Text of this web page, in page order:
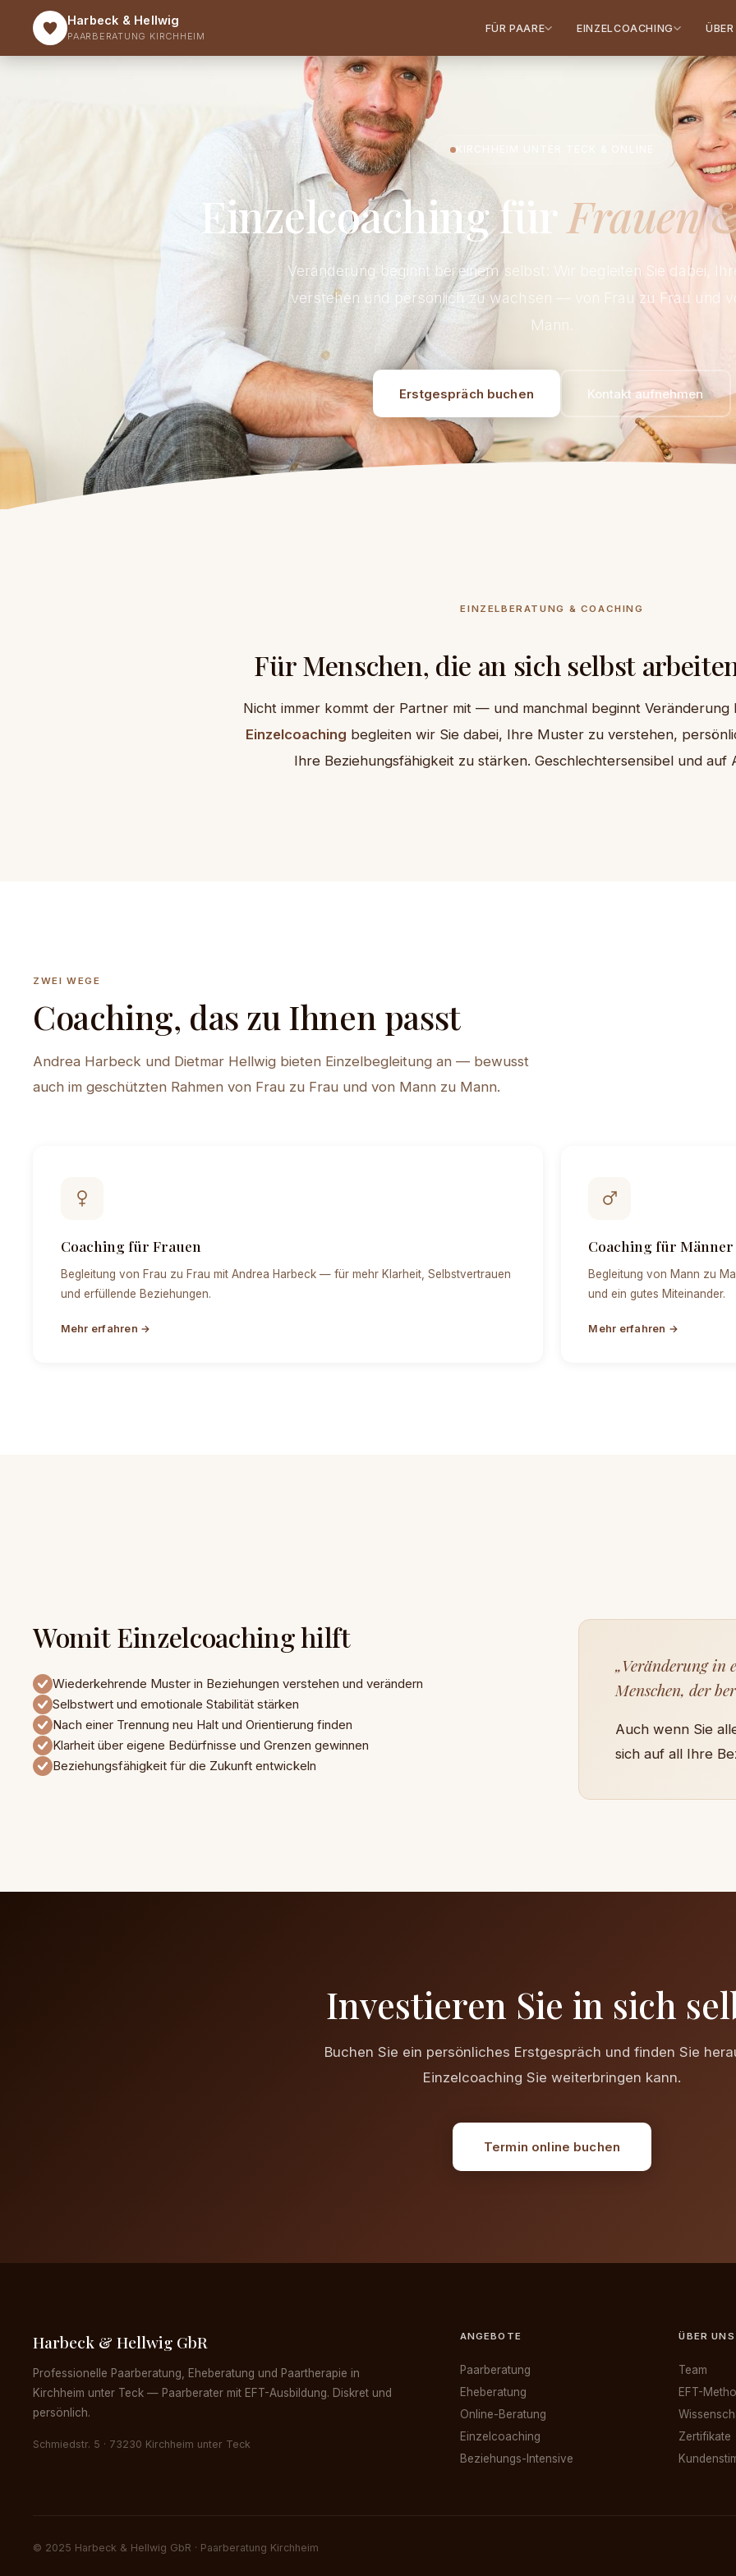
Harbeck & Hellwig
PAARBERATUNG KIRCHHEIM
FÜR PAARE EINZELCOACHING
KIRCHHEIM UNTER TECK & ONLINE
Einzelcoaching für Frauen
Veränderung beginnt bei einem selbst: Wir begleiten Sie dabei,
verstehen und persönlich zu wachsen — von Frau zu Frau und
Mann.
Erstgespräch buchen Kontakt aufnehmen
EINZELBERATUNG & COACHING
Für Menschen, die an sich selbst
Nicht immer kommt der Partner mit — und manchmal beginnt Veränderung
Einzelcoaching begleiten wir Sie dabei, Ihre Muster zu verstehen,
Ihre Beziehungsfähigkeit zu stärken. Geschlechtersensibel und auf
ZWEI WEGE
Coaching, das zu Ihnen passt
Andrea Harbeck und Dietmar Hellwig bieten Einzelbegleitung an — bewusst
auch im geschützten Rahmen von Frau zu Frau und von Mann zu Mann.
Coaching für Frauen
Begleitung von Frau zu Frau mit Andrea Harbeck — für mehr Klarheit, Selbstvertrauen
und erfüllende Beziehungen.
Mehr erfahren →
Coaching für Männer
Begleitung von Mann zu
und ein gutes Miteinander.
Mehr erfahren →
Womit Einzelcoaching hilft
Wiederkehrende Muster in Beziehungen verstehen und verändern
Selbstwert und emotionale Stabilität stärken
Nach einer Trennung neu Halt und Orientierung finden
Klarheit über eigene Bedürfnisse und Grenzen gewinnen
Beziehungsfähigkeit für die Zukunft entwickeln
„Veränderung in
Menschen, der
Auch wenn Sie
sich auf all Ihre
Investieren Sie in sich
Buchen Sie ein persönliches Erstgespräch und finden Sie
Einzelcoaching Sie weiterbringen kann.
Termin online buchen
Harbeck & Hellwig GbR
Professionelle Paarberatung, Eheberatung und Paartherapie in
Kirchheim unter Teck — Paarberater mit EFT-Ausbildung. Diskret und
persönlich.
Schmiedstr. 5 · 73230 Kirchheim unter Teck
ANGEBOTE
Paarberatung
Eheberatung
Online-Beratung
Einzelcoaching
Beziehungs-Intensive
ÜBER UNS
Team
EFT-
Zertifikate
© 2025 Harbeck & Hellwig GbR · Paarberatung Kirchheim